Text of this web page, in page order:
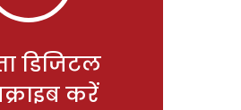
डिजिटल
करें